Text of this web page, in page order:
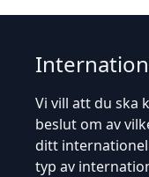
Vi vill att du ska
beslut om av
ditt
typ av